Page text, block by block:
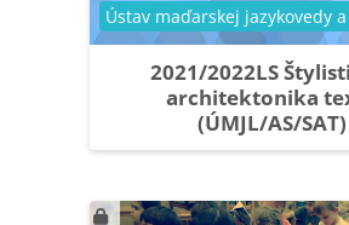
2021/2022LS
architektonika
(ÚMJL/AS/SAT)
Kategória kurzu